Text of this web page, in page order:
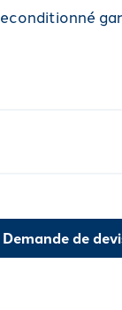
Demande de